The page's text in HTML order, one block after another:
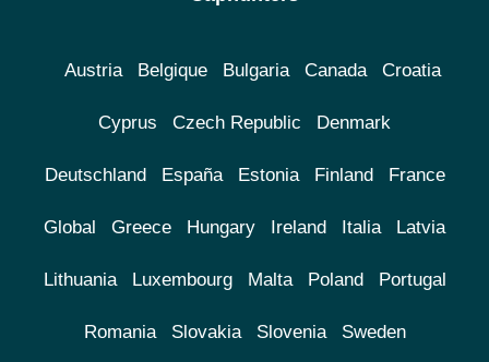
Austria Belgique Bulgaria Canada Croatia
Cyprus Czech Republic Denmark
Deutschland España Estonia Finland France
Global Greece Hungary Ireland Italia Latvia
Lithuania Luxembourg Malta Poland Portugal
Romania Slovakia Slovenia Sweden